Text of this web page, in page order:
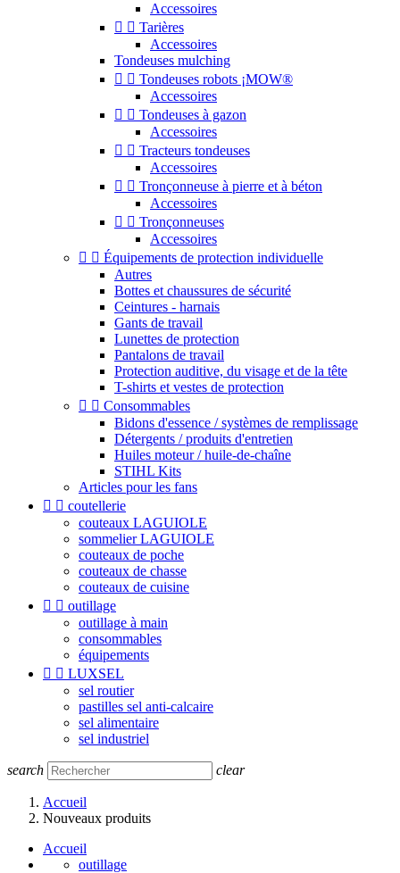
Accessoires
  Tarières
Accessoires
Tondeuses mulching
  Tondeuses robots ¡MOW®
Accessoires
  Tondeuses à gazon
Accessoires
  Tracteurs tondeuses
Accessoires
  Tronçonneuse à pierre et à béton
Accessoires
  Tronçonneuses
Accessoires
  Équipements de protection individuelle
Autres
Bottes et chaussures de sécurité
Ceintures - harnais
Gants de travail
Lunettes de protection
Pantalons de travail
Protection auditive, du visage et de la tête
T-shirts et vestes de protection
  Consommables
Bidons d'essence / systèmes de remplissage
Détergents / produits d'entretien
Huiles moteur / huile-de-chaîne
STIHL Kits
Articles pour les fans
  coutellerie
couteaux LAGUIOLE
sommelier LAGUIOLE
couteaux de poche
couteaux de chasse
couteaux de cuisine
  outillage
outillage à main
consommables
équipements
  LUXSEL
sel routier
pastilles sel anti-calcaire
sel alimentaire
sel industriel
search clear
Accueil
Nouveaux produits
Accueil
outillage